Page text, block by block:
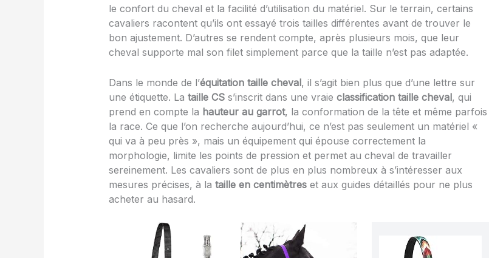
le confort du cheval et la facilité d’utilisation du matériel. Sur le terrain, certains
cavaliers racontent qu’ils ont essayé trois tailles différentes avant de trouver le
bon ajustement. D’autres se rendent compte, après plusieurs mois, que leur
cheval supporte mal son filet simplement parce que la taille n’est pas adaptée.
Dans le monde de l’équitation taille cheval, il s’agit bien plus que d’une lettre sur
une étiquette. La taille CSs’inscrit dans une vraie classification taille cheval, qui
prend en compte la hauteur au garrot, la conformation de la tête et même parfois
la race. Ce que l’on recherche aujourd’hui, ce n’est pas seulement un matériel «
qui va à peu près », mais un équipement qui épouse correctement la
morphologie, limite les points de pression et permet au cheval de travailler
sereinement. Les cavaliers sont de plus en plus nombreux à s’intéresser aux
mesures précises, à la taille en centimètreset aux guides détaillés pour ne plus
acheter au hasard.